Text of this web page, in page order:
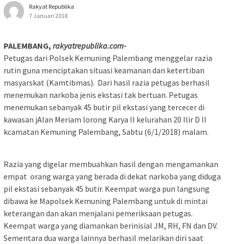
Rakyat Republika
7 Januari 2018
PALEMBANG, rakyatrepublika.com-
Petugas dari Polsek Kemuning Palembang menggelar razia
rutin guna menciptakan situasi keamanan dan ketertiban
masyarskat (Kamtibmas). Dari hasil razia petugas berhasil
menemukan narkoba jenis ekstasi tak bertuan. Petugas
menemukan sebanyak 45 butir pil ekstasi yang tercecer di
kawasan jAlan Meriam lorong Karya II kelurahan 20 Ilir D II
kcamatan Kemuning Palembang, Sabtu (6/1/2018) malam.
Razia yang digelar membuahkan hasil dengan mengamankan
empat orang warga yang berada di dekat narkoba yang diduga
pil ekstasi sebanyak 45 butir. Keempat warga pun langsung
dibawa ke Mapolsek Kemuning Palembang untuk di mintai
keterangan dan akan menjalani pemeriksaan petugas.
Keempat warga yang diamankan berinisial JM, RH, FN dan DV.
Sementara dua warga lainnya berhasil melarikan diri saat